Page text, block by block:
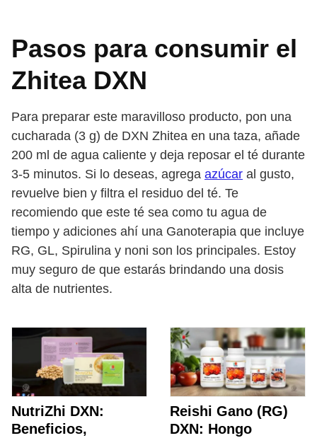
Pasos para consumir el
Zhitea DXN
Para preparar este maravilloso producto, pon una
cucharada (3 g) de DXN Zhitea en una taza, añade
200 ml de agua caliente y deja reposar el té durante
3-5 minutos. Si lo deseas, agrega azúcar al gusto,
revuelve bien y filtra el residuo del té. Te
recomiendo que este té sea como tu agua de
tiempo y adiciones ahí una Ganoterapia que incluye
RG, GL, Spirulina y noni son los principales. Estoy
muy seguro de que estarás brindando una dosis
alta de nutrientes.
NutriZhi DXN:
Beneficios,
Reishi Gano (RG)
DXN: Hongo